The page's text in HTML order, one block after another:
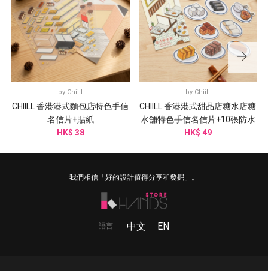
by Chiill
CHIILL 香港港式麵包店特色手信
名信片+貼紙
HK$ 38
by Chiill
CHIILL 香港港式甜品店糖水店糖
水舖特色手信名信片+10張防水
貼紙
HK$ 49
我們相信「好的設計值得分享和發掘」。
語言 中文 EN